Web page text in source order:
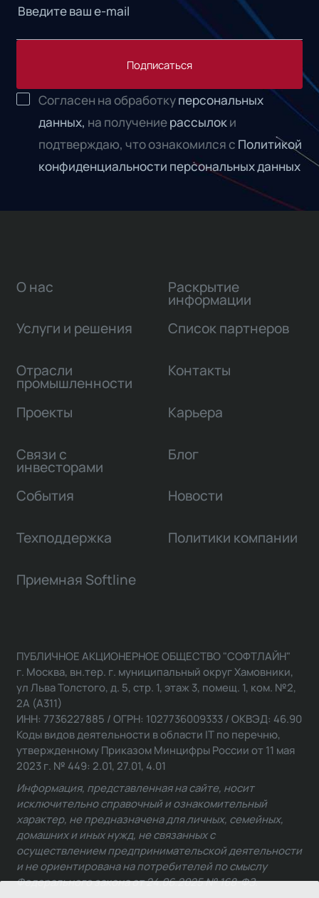
Подписаться
Согласен на обработкуперсональных
данных, на получениерассылоки
подтверждаю, что ознакомился с Политикой
конфиденциальности персональных данных
О нас
Услуги и решения
Отрасли
промышленности
Проекты
Связи с
инвесторами
Раскрытие
информации
Список партнеров
Контакты
Карьера
Блог
События Новости
Техподдержка Политики компании
Приемная Softline
ПУБЛИЧНОЕ АКЦИОНЕРНОЕ ОБЩЕСТВО "СОФТЛАЙН"
г. Москва, вн.тер. г. муниципальный округ Хамовники,
ул Льва Толстого, д. 5, стр. 1, этаж 3, помещ. 1, ком. №2,
2А (А311)
ИНН: 7736227885 / ОГРН: 1027736009333 / ОКВЭД: 46.90
Коды видов деятельности в области IT по перечню,
утвержденному Приказом Минцифры России от 11 мая
2023 г. № 449: 2.01, 27.01, 4.01
Информация, представленная на сайте, носит
исключительно справочный и ознакомительный
характер, не предназначена для личных, семейных,
домашних и иных нужд, не связанных с
осуществлением предпринимательской деятельности
и не ориентирована на потребителей по смыслу
Федерального закона от 24.06.2025 № 168-ФЗ.